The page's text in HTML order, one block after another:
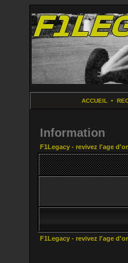
ACCUEIL •
Information
F1Legacy - revivez l'age
F1Legacy - revivez l'age